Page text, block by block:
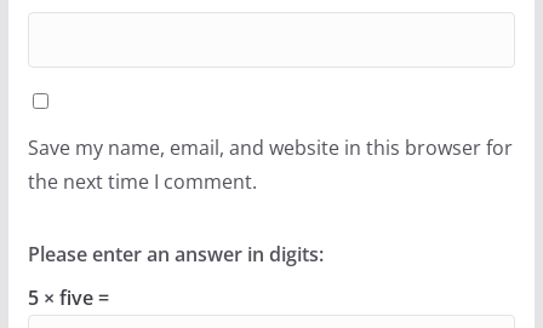
Save my name, email, and website in this browser for
the next time I comment.
Please enter an answer in digits:
5 × five =